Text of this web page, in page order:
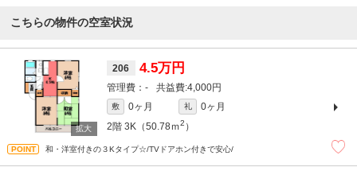
こちらの物件の空室状況
206 4.5万円
- 4,000円
敷 0ヶ月 礼
0ヶ月
2階 3K（50.78ｍ2 ）
和・洋室付きの３Kタイプ☆/TVドアホン付きで安心/